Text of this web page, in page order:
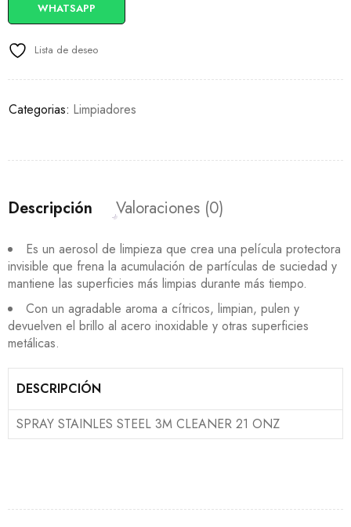
WHATSAPP
Lista de deseo
Categorias: Limpiadores
Descripción Valoraciones (0)
Es un aerosol de limpieza que crea una película protectora
invisible que frena la acumulación de partículas de suciedad y
mantiene las superficies más limpias durante más tiempo.
Con un agradable aroma a cítricos, limpian, pulen y
devuelven el brillo al acero inoxidable y otras superficies
metálicas.
DESCRIPCIÓN
SPRAY STAINLES STEEL 3M CLEANER 21 ONZ